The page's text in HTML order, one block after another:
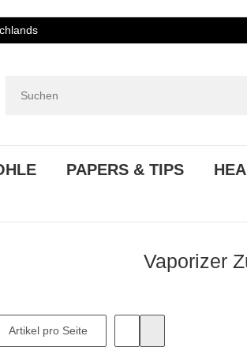
PAPERS & TIPS
Vaporizer
Artikel pro Seite